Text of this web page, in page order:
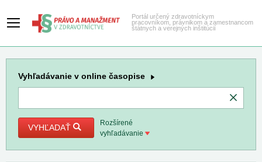
Portál určený zdravotníckym
pracovníkom, právnikom a zamestnancom
štátnych a verejných inštitúcií
Vyhľadávanie v online časopise
VYHĽADAŤ
Rozšírené
vyhľadávanie